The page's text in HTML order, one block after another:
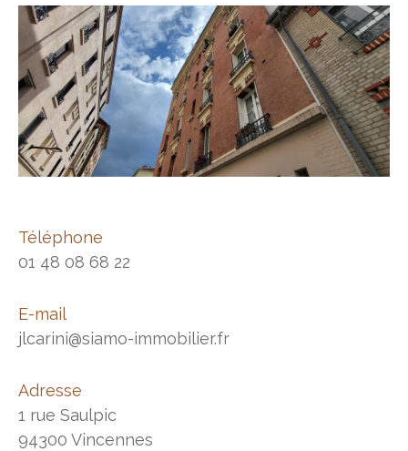
Téléphone
01 48 08 68 22
E-mail
jlcarini@siamo-immobilier.fr
Adresse
1 rue Saulpic
94300 Vincennes